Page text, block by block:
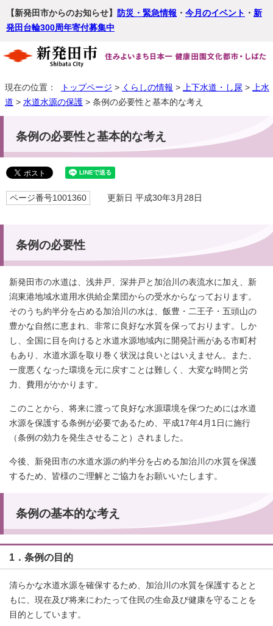
【新発田市からのお知らせ】 防災・緊急情報 ・ 今月のイベント ・ 新
発田台輪300周年寄付募集中
現在の位置： トップページ > くらしの情報 > 上下水道・し尿 >
上水
道 > 水道水源の保護 > 条例の必要性と基本的な考え
条例の必要性と基本的な考え
ページ番号1001360 更新日 平成30年3月28日
条例の必要性
新発田市の水道は、浅井戸、深井戸と加治川の表流水に加え、新
潟東港地域水道用水供給企業団からの受水からなっております。
そのうち約半分を占める加治川の水は、飯豊・二王子・五頭山の
豊かな自然に恵まれ、非常に良好な水質を保っております。しか
し、全国に目を向けると水道水源地域内に開発計画がある市町村
もあり、水道水源を取り巻く状況は良いとはいえません。また、
一度悪くなった環境を元に戻すことは難しく、大変な時間と労
力、費用がかかります。
このことから、将来に渡って良好な水源環境を保つためには水道
水源を保護する条例が必要であるため、平成17年4月1日に施行
（条例の効力を発生させること）されました。
今後、新発田市の水道水源の約半分を占める加治川の水質を保護
するため、皆様のご理解とご協力をお願いいたします。
条例の基本的な考え
1．条例の目的
清らかな水道水源を確保するため、加治川の水質を保護するとと
もに、現在及び将来にわたって住民の生命及び健康を守ることを
目的としています。